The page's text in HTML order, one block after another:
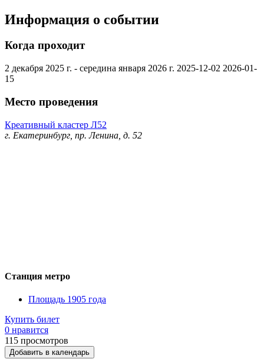
Информация о событии
Когда проходит
2 декабря 2025 г. - середина января 2026 г. 2025-12-02 2026-01-
15
Место проведения
Креативный кластер Л52
г. Екатеринбург, пр. Ленина, д. 52
Станция метро
Площадь 1905 года
Купить билет
0 нравится
115 просмотров
Добавить в календарь